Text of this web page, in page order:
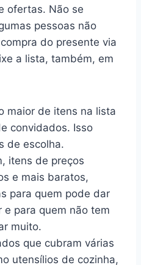
ofertas. Não se
pessoas não
do presente via
a lista, também, em
maior de itens na lista
convidados. Isso
de escolha.
itens de preços
e mais baratos,
para quem pode dar
e para quem não tem
muito.
que cubram várias
utensílios de cozinha,